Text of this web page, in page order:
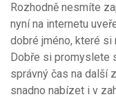
Rozhodně nesmíte
nyní na internetu
dobré jméno, které si
Dobře si promyslete
správný čas na další
snadno nabízet i v